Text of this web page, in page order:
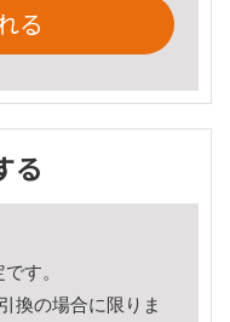
る
る
す。
換の場合に限りま